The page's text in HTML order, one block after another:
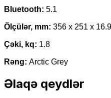
Bluetooth: 5.1
Ölçülər, mm: 356 х 251 х 16.9
Çəki, kq: 1.8
Rəng: Arctic Grey
Əlaqə qeydlər